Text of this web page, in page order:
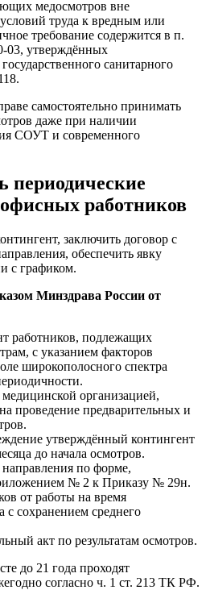
медосмотров вне
труда к вредным или
требование содержится в п.
03, утверждённых
санитарного
самостоятельно принимать
даже при наличии
СОУТ и современного
периодические
работников
заключить договор с
обеспечить явку
с графиком.
Минздрава России от
работников, подлежащих
с указанием факторов
широкополосного спектра
организацией,
проведение предварительных и
утверждённый контингент
до начала осмотров.
по форме,
№ 2 к Приказу № 29н.
от работы на время
с сохранением среднего
акт по результатам осмотров.
до 21 года проходят
согласно ч. 1 ст. 213 ТК РФ.